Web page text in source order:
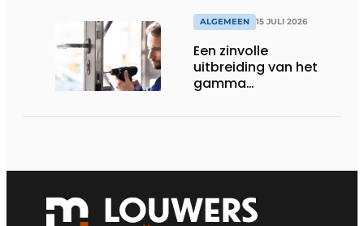
ALGEMEEN 15 JULI 2026
Een zinvolle
uitbreiding van het
gamma